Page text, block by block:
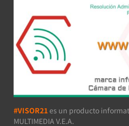
#VISOR21 es un producto
MULTIMEDIA V.E.A.